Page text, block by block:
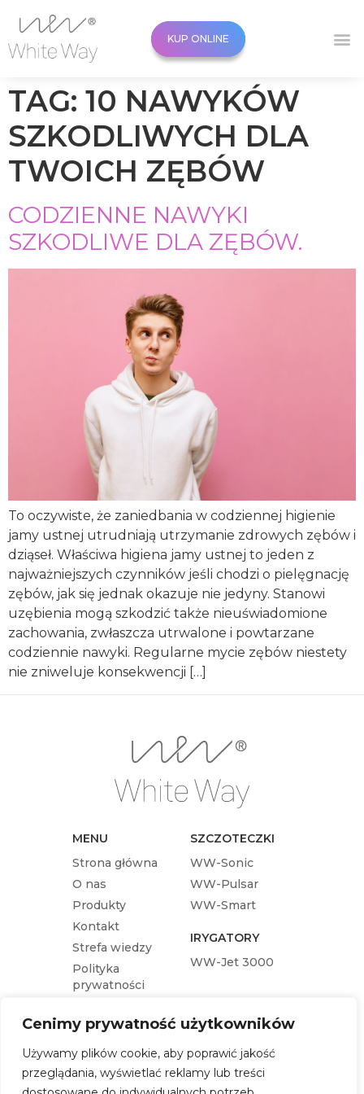
Cenimy prywatność użytkowników
Używamy plików cookie, aby poprawić jakość
przeglądania, wyświetlać reklamy lub treści
KUP ONLINE
TAG: 10 NAWYKÓW
SZKODLIWYCH DLA
TWOICH ZĘBÓW
CODZIENNE NAWYKI
SZKODLIWE DLA ZĘBÓW.
To oczywiste, że zaniedbania w codziennej higienie
jamy ustnej utrudniają utrzymanie zdrowych zębów i
dziąseł. Właściwa higiena jamy ustnej to jeden z
najważniejszych czynników jeśli chodzi o pielęgnację
zębów, jak się jednak okazuje nie jedyny. Stanowi
uzębienia mogą szkodzić także nieuświadomione
zachowania, zwłaszcza utrwalone i powtarzane
codziennie nawyki. Regularne mycie zębów niestety
nie zniweluje konsekwencji […]
MENU
Strona główna
O nas
Produkty
Kontakt
Strefa wiedzy
Polityka
prywatności
SZCZOTECZKI
WW-Sonic
WW-Pulsar
WW-Smart
IRYGATORY
WW-Jet 3000
KOŃCÓWKI
Końcówka wymienna WW-Sonic
Końcówka wymienna WW-Jet 3000